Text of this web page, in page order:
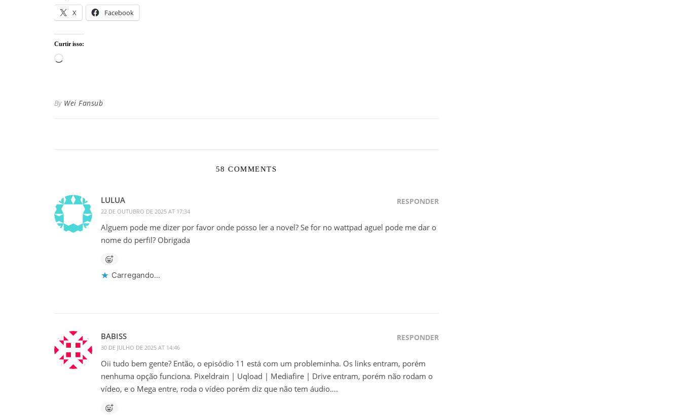
X Facebook
Curtir isso:
Carregando...
By Wei Fansub
58 COMMENTS
LULUA
22 DE OUTUBRO DE 2025 AT 17:34
RESPONDER
Alguem pode me dizer por favor onde posso ler a novel? Se for no wattpad aguel pode me dar o
nome do perfil? Obrigada
Carregando...
BABISS
30 DE JULHO DE 2025 AT 14:46
RESPONDER
Oii tudo bem gente? Então, o episódio 11 está com um probleminha. Os links entram, porém
nenhuma opção funciona. Pixeldrain | Uqload | Mediafire | Drive entram, porém não rodam o
vídeo, e o Mega entre, roda o vídeo porém diz que não tem áudio….